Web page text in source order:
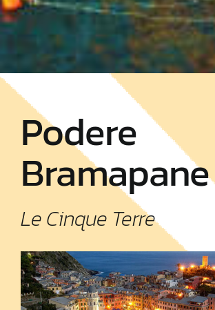
Podere
Bramapane
Le Cinque Terre